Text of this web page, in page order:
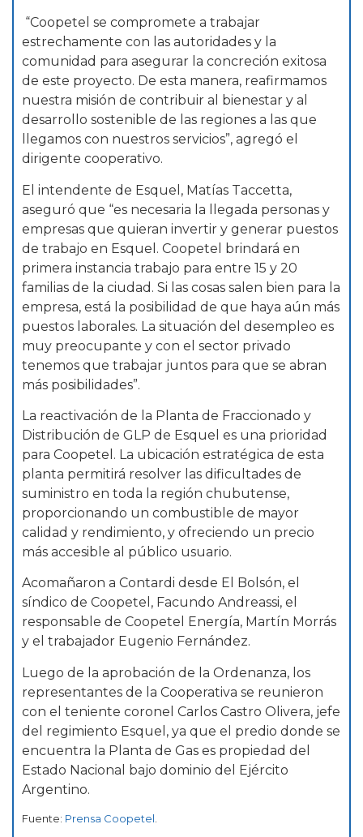
“Coopetel se compromete a trabajar
estrechamente con las autoridades y la
comunidad para asegurar la concreción exitosa
de este proyecto. De esta manera, reafirmamos
nuestra misión de contribuir al bienestar y al
desarrollo sostenible de las regiones a las que
llegamos con nuestros servicios”, agregó el
dirigente cooperativo.
El intendente de Esquel, Matías Taccetta,
aseguró que “es necesaria la llegada personas y
empresas que quieran invertir y generar puestos
de trabajo en Esquel. Coopetel brindará en
primera instancia trabajo para entre 15 y 20
familias de la ciudad. Si las cosas salen bien para la
empresa, está la posibilidad de que haya aún más
puestos laborales. La situación del desempleo es
muy preocupante y con el sector privado
tenemos que trabajar juntos para que se abran
más posibilidades”.
La reactivación de la Planta de Fraccionado y
Distribución de GLP de Esquel es una prioridad
para Coopetel. La ubicación estratégica de esta
planta permitirá resolver las dificultades de
suministro en toda la región chubutense,
proporcionando un combustible de mayor
calidad y rendimiento, y ofreciendo un precio
más accesible al público usuario.
Acomañaron a Contardi desde El Bolsón, el
síndico de Coopetel, Facundo Andreassi, el
responsable de Coopetel Energía, Martín Morrás
y el trabajador Eugenio Fernández.
Luego de la aprobación de la Ordenanza, los
representantes de la Cooperativa se reunieron
con el teniente coronel Carlos Castro Olivera, jefe
del regimiento Esquel, ya que el predio donde se
encuentra la Planta de Gas es propiedad del
Estado Nacional bajo dominio del Ejército
Argentino.
Fuente: Prensa Coopetel.